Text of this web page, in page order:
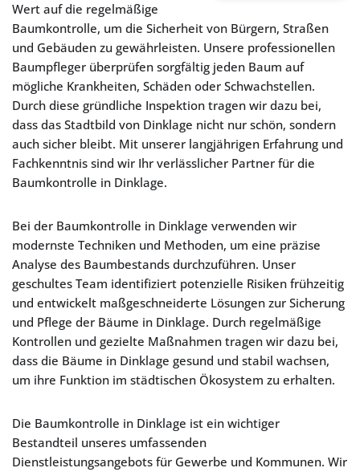
Wert auf die regelmäßige
Baumkontrolle, um die Sicherheit von Bürgern, Straßen
und Gebäuden zu gewährleisten. Unsere professionellen
Baumpfleger überprüfen sorgfältig jeden Baum auf
mögliche Krankheiten, Schäden oder Schwachstellen.
Durch diese gründliche Inspektion tragen wir dazu bei,
dass das Stadtbild von Dinklage nicht nur schön, sondern
auch sicher bleibt. Mit unserer langjährigen Erfahrung und
Fachkenntnis sind wir Ihr verlässlicher Partner für die
Baumkontrolle in Dinklage.
Bei der Baumkontrolle in Dinklage verwenden wir
modernste Techniken und Methoden, um eine präzise
Analyse des Baumbestands durchzuführen. Unser
geschultes Team identifiziert potenzielle Risiken frühzeitig
und entwickelt maßgeschneiderte Lösungen zur Sicherung
und Pflege der Bäume in Dinklage. Durch regelmäßige
Kontrollen und gezielte Maßnahmen tragen wir dazu bei,
dass die Bäume in Dinklage gesund und stabil wachsen,
um ihre Funktion im städtischen Ökosystem zu erhalten.
Die Baumkontrolle in Dinklage ist ein wichtiger
Bestandteil unseres umfassenden
Dienstleistungsangebots für Gewerbe und Kommunen. Wir